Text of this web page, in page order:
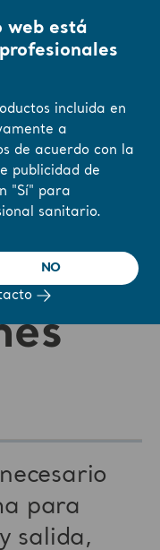
o
de
para
salida,
web está
incluida en
a
de acuerdo con la
publicidad de
"Sí" para
sanitario.
NO